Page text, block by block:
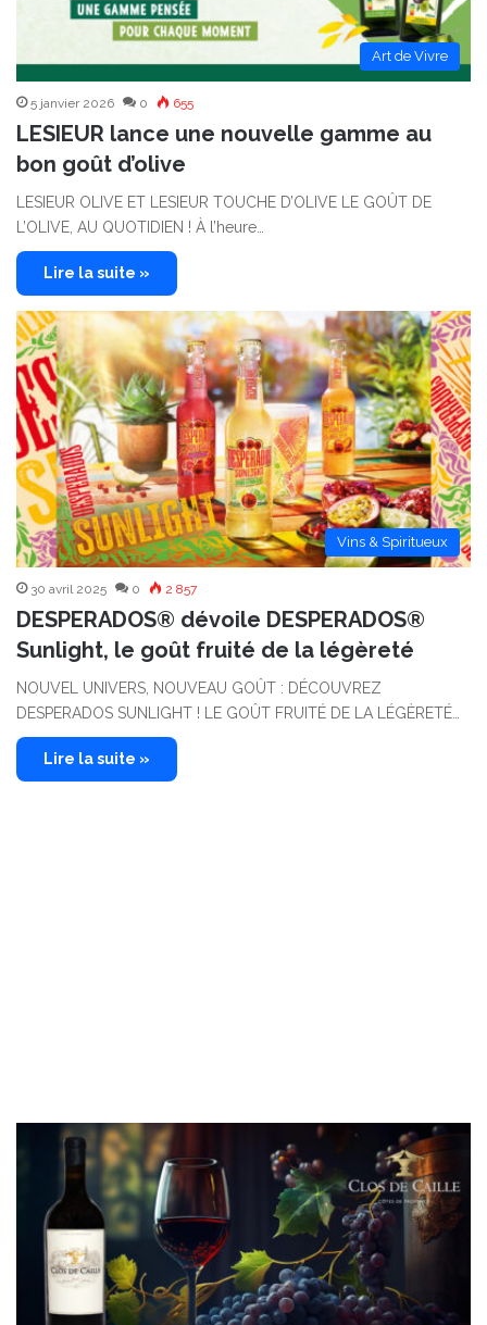
Art de Vivre
5 janvier 2026 0 655
LESIEUR lance une nouvelle gamme au
bon goût d’olive
LESIEUR OLIVE ET LESIEUR TOUCHE D’OLIVE LE GOÛT DE
L’OLIVE, AU QUOTIDIEN ! À l’heure…
Lire la suite »
Vins & Spiritueux
30 avril 2025 0 2 857
DESPERADOS® dévoile DESPERADOS®
Sunlight, le goût fruité de la légèreté
NOUVEL UNIVERS, NOUVEAU GOÛT : DÉCOUVREZ
DESPERADOS SUNLIGHT ! LE GOÛT FRUITÉ DE LA LÉGÈRETÉ…
Lire la suite »